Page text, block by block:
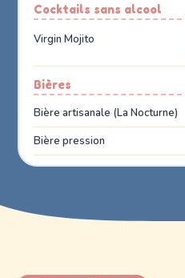
Cocktails sans alcool
Virgin Mojito
Bières
Bière artisanale (La Nocturne)
Bière pression